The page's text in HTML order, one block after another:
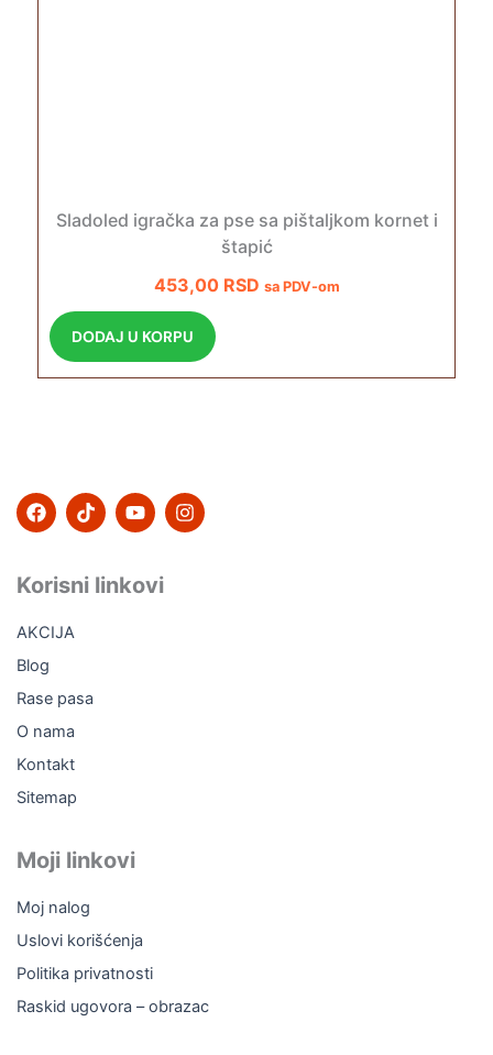
Sladoled igračka za pse sa pištaljkom kornet i
štapić
453,00 RSD sa PDV-om
DODAJ U KORPU
F
a
b
o
k
T
i
o
k
Y
o
u
b
I
n
Korisni linkovi
AKCIJA
Blog
Rase pasa
O nama
Kontakt
Sitemap
Moji linkovi
Moj nalog
Uslovi korišćenja
Politika privatnosti
Raskid ugovora – obrazac